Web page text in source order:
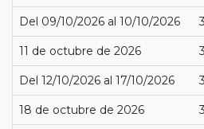
Del 09/10/2026 al 10/10/2026
11 de octubre de 2026
Del 12/10/2026 al 17/10/2026
18 de octubre de 2026